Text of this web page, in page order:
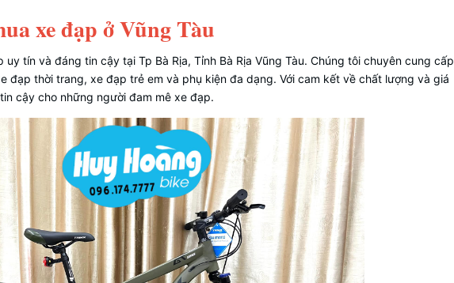
xe đạp ở Vũng Tàu
uy tín và đáng tin cậy tại Tp Bà Rịa, Tỉnh Bà Rịa Vũng Tàu. Chúng tôi chuyên cung cấp
đạp thời trang, xe đạp trẻ em và phụ kiện đa dạng. Với cam kết về chất lượng và giá
cậy cho những người đam mê xe đạp.